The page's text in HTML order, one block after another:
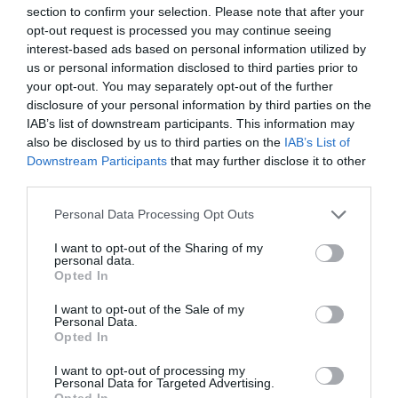
section to confirm your selection. Please note that after your
opt-out request is processed you may continue seeing
interest-based ads based on personal information utilized by
us or personal information disclosed to third parties prior to
your opt-out. You may separately opt-out of the further
disclosure of your personal information by third parties on the
IAB’s list of downstream participants. This information may
also be disclosed by us to third parties on the IAB’s List of
Downstream Participants that may further disclose it to other
Please note that this website/app uses one or more Google
not limited to your visit or usage behaviour. You may click to
grant or deny consent to Google and its third-party tags to
use your data for below specified purposes in below Google
consent section.
Personal Data Processing Opt Outs
I want to opt-out of the Sharing of my
personal data.
Opted In
I want to opt-out of the Sale of my
Personal Data.
Opted In
I want to opt-out of processing my
Personal Data for Targeted Advertising.
projektek építése gyorsabb átfutású.
„Az építési engedélyek számának alakulása már mutatja, hogy itt
valószínűleg nincs vége a fellendülésnek, az Otthon Start
programra reagálva rengeteg új fejlesztés indul el, melyek csak
több év múlva készülnek el. Így a kedvezményes hitelprogram
2027-28-ban is minden bizonnyal érezteti hatását az
átadásokban”– mondta Valkó Dávid.
Olvasd el ezt is!
Három vármegye, ahol alig épül új lakás
Fordulat a lakáspiacon, a vidéki vevők a nyerők
hitelfelvételnél